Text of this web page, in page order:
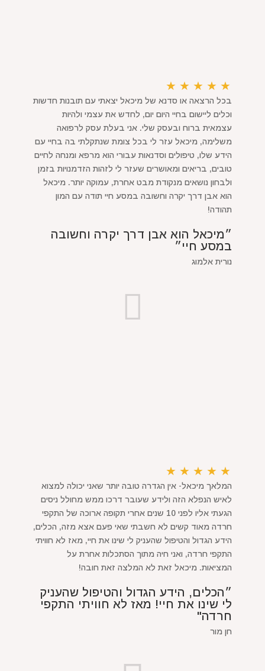
★
★
★
★
★
בכל הרצאה או סדנא של מיכאל יצאתי עם תובנות חדשות
וכלים ליישום בחיי היום יום, לחדש את עצמי ולהיות
עצמאית ברוח ובעסק שלי. אני בעלת עסק לרפואה
משלימה, מיכאל עזר לי בכל צומת שנתקלתי בה בחיי עם
הידע שלו, טיפולים וסדנאות עבורי הוא מרפא ומנחה לחיים
טובים, בריאים ומאושרים שעזר לי לזהות הזדמנויות בזמן
ולבחון נושאים מנקודת מבט אחרת, עמוקה יותר. מיכאל
הוא אבן דרך יקרה וחשובה במסע חיי תודה עם המון
תהודה!
״מיכאל הוא אבן דרך יקרה וחשובה
במסע חיי״
נורית אלמוג
★
★
★
★
★
המלאך מיכאל- אין הגדרה טובה יותר שאני יכולה למצוא
לאיש הנפלא הזה ולידע שעובר דרכו ממש מחולל ניסים
הגעתי אליו לפני 10 שנים אחרי תקופה ארוכה של התקפי
חרדה מאוד קשים לא חשבתי שאי פעם אצא מזה, הכלים,
הידע הגדול והטיפול שהעניק לי שינו את חיי, מאז לא חוויתי
התקפי חרדה, ואני חיה מתוך הסתכלות אחרת על
המציאות. מיכאל זאת לא המלצה זאת חובה!
״הכלים, הידע הגדול והטיפול שהעניק
לי שינו את חיי! מאז לא חוויתי התקפי
חרדה"
חן מור